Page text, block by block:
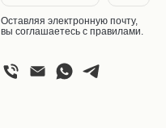
Оставляя электронную почту,
вы соглашаетесь с правилами.